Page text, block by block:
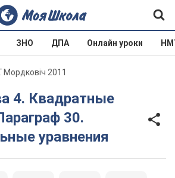
ЗНО ДПА Онлайн уроки
Мордковіч 2011
30.
уравнения